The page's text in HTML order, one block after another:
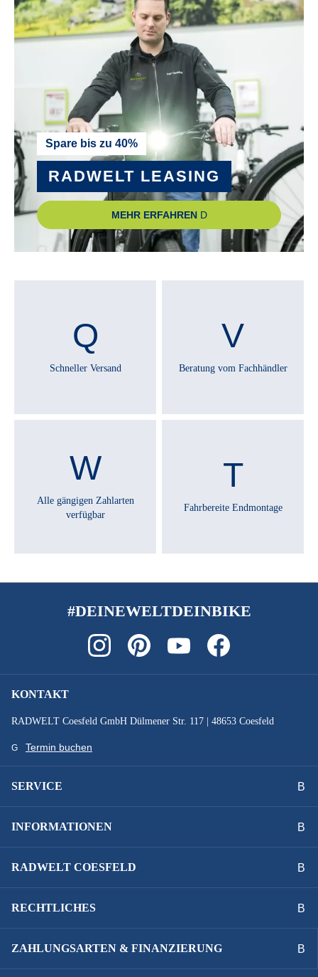
Spare bis zu 40%
RADWELT LEASING
MEHR ERFAHREN
Schneller Versand Beratung vom Fachhändler
Alle gängigen Zahlarten
verfügbar
Fahrbereite Endmontage
#DEINEWELTDEINBIKE
KONTAKT
RADWELT Coesfeld GmbH Dülmener Str. 117 | 48653 Coesfeld
Termin buchen
SERVICE
INFORMATIONEN
RADWELT COESFELD
RECHTLICHES
ZAHLUNGSARTEN & FINANZIERUNG